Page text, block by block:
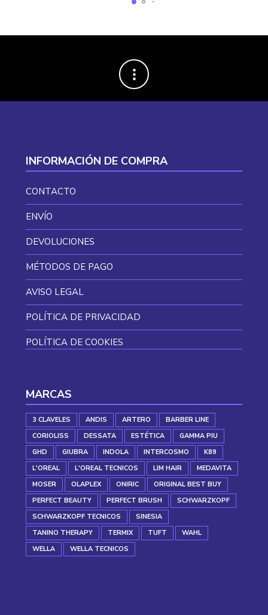
INFORMACIÓN DE COMPRA
CONTACTO
ENVÍO
DEVOLUCIONES
MÉTODOS DE PAGO
AVISO LEGAL
POLÍTICA DE PRIVACIDAD
POLÍTICA DE COOKIES
MARCAS
3 CLAVELES ANDIS ARTERO
BARBER LINE
CORIOLISS
DESSATA ESTÉTICA
GAMMA PIU
GHD
GIUBRA INDOLA INTERCOSMO
K89
L'OREAL
L'OREAL TECNICOS LIM HAIR
MEDAVITA
MOSER
OLAPLEX ONIRIC
ORIGINAL BEST BUY
PERFECT BEAUTY
PERFECT BRUSH
SCHWARZKOPF
SCHWARZKOPF TECNICOS
SINESIA
TANINO THERAPY
TERMIX TUFT
WAHL
WELLA
WELLA TECNICOS